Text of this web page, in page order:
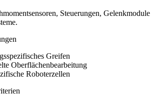
Steuerungen, Gelenkmodule
Greifen
Oberflächenbearbeitung
Roboterzellen